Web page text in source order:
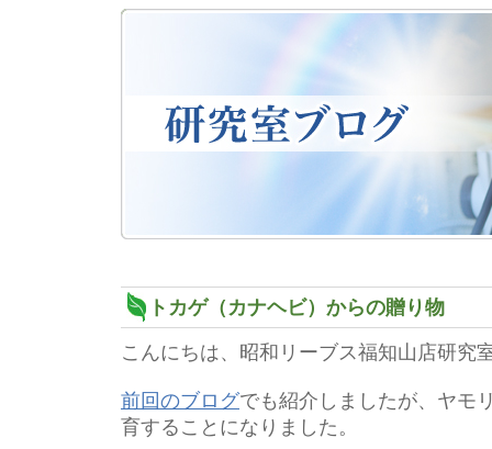
トカゲ（カナヘビ）からの贈り物
こんにちは、昭和リーブス福知山店研究
前回のブログでも紹介しましたが、ヤモ
育することになりました。